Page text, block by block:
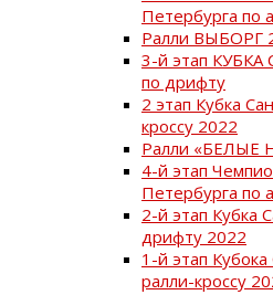
Петербурга по
Ралли ВЫБОРГ
3-й этап
по дрифту
2 этап Кубка
кроссу 2022
Ралли «БЕЛЫЕ
4-й этап
Петербурга по
2-й этап Кубка
дрифту 2022
1-й этап
ралли-кроссу